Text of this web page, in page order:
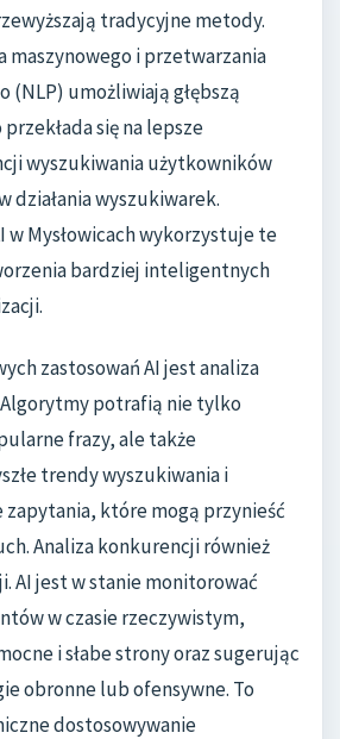
tradycyjne metody.
maszynowego i przetwarzania
(NLP) umożliwiają głębszą
się na lepsze
wyszukiwania użytkowników
działania wyszukiwarek.
w Mysłowicach wykorzystuje te
bardziej inteligentnych
zastosowań AI jest analiza
potrafią nie tylko
frazy, ale także
trendy wyszukiwania i
zapytania, które mogą przynieść
Analiza konkurencji również
AI jest w stanie monitorować
w czasie rzeczywistym,
i słabe strony oraz sugerując
obronne lub ofensywne. To
dostosowywanie